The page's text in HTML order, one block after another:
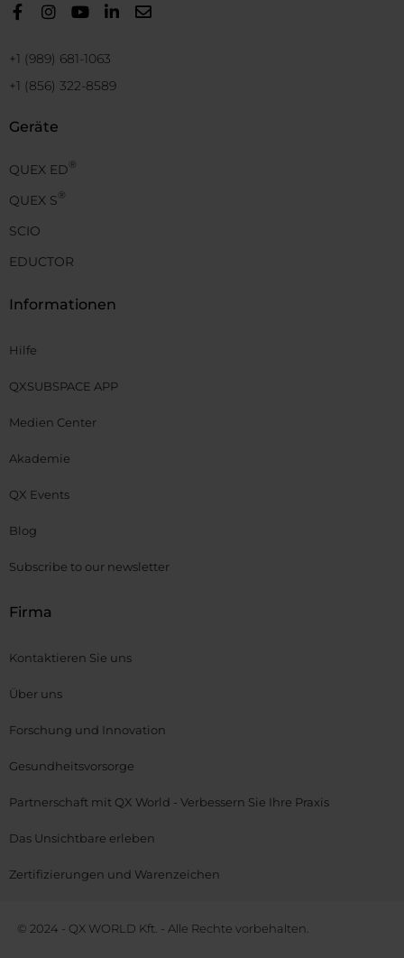
+1 (989) 681-1063
+1 (856) 322-8589
Geräte
QUEX ED®
QUEX S®
SCIO
EDUCTOR
Informationen
Hilfe
QXSUBSPACE APP
Medien Center
Akademie
QX Events
Blog
Subscribe to our newsletter
Firma
Kontaktieren Sie uns
Über uns
Forschung und Innovation
Gesundheitsvorsorge
Partnerschaft mit QX World - Verbessern Sie Ihre Praxis
Das Unsichtbare erleben
Zertifizierungen und Warenzeichen
© 2024 - QX WORLD Kft. - Alle Rechte vorbehalten.